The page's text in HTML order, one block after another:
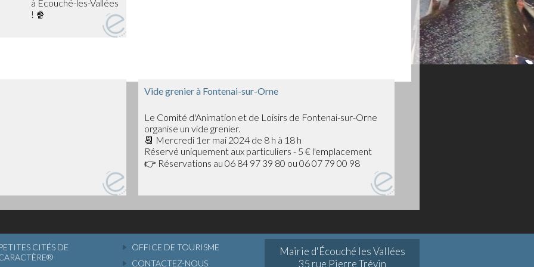
entre amis et soutenir les
clôturer en beauté cette
Guys, un film
Vide grenier à Fontenai-sur-Orne
Le Comité d'Animation et de Loisirs de Fontenai-sur-Orne
organise un vide grenier.
📆 Mercredi 1er mai 2024 de 8 h à 18 h
Réservé uniquement aux particuliers - 5 € l'emplacement
👉 Réservations au 06 84 97 39 80 ou 06 07 79 00 98
PETITES CITÉS DE
OFFICE DE TOURISME
CONTACTEZ-NOUS
Mairie d'Écouché les Vallées
35 rue Pierre Trévin